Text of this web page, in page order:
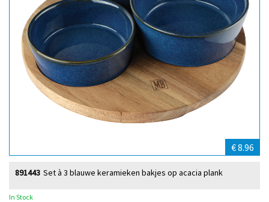
€ 8.96
Set à 3 blauwe keramieken bakjes op acacia plank
891443
In Stock